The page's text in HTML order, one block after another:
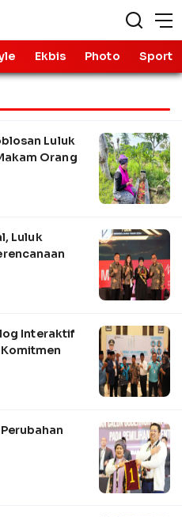
Ekbis Photo Sport
Luluk
Orang
Luluk
Interaktif
Komitmen